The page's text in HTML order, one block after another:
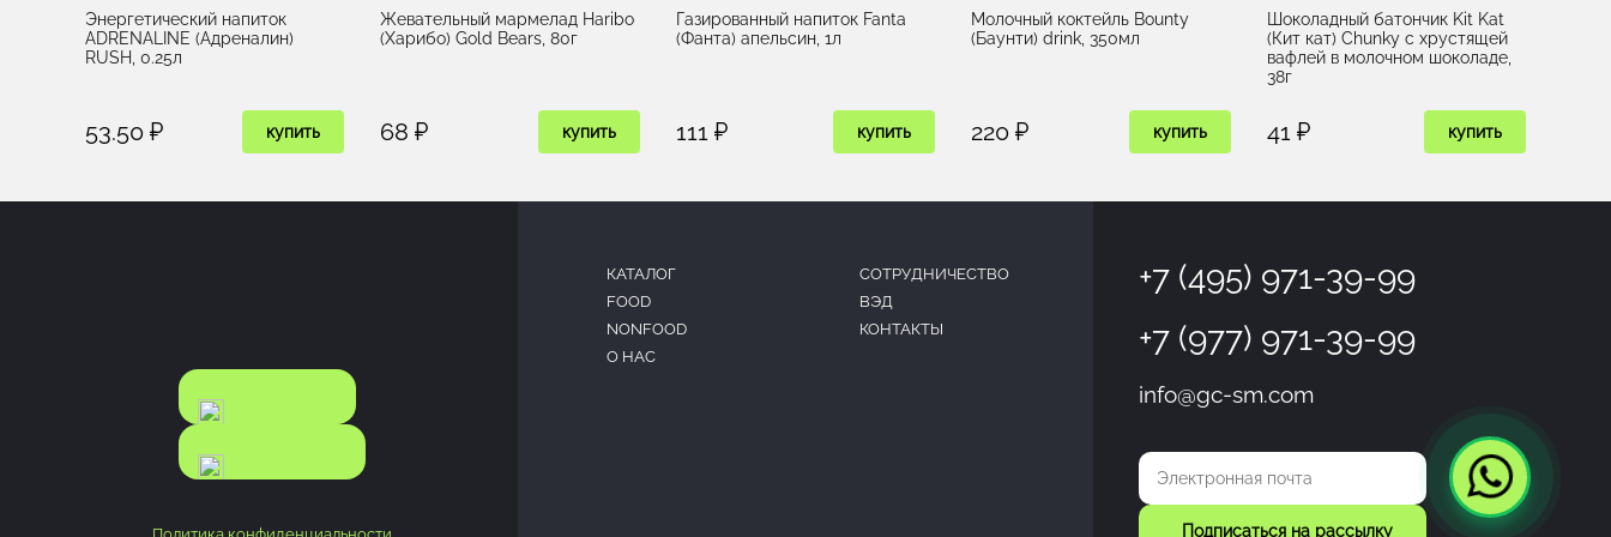
Энергетический напиток
ADRENALINE (Адреналин)
RUSH, 0.25л
53.50 ₽ купить
Жевательный мармелад Haribo
(Харибо) Gold Bears, 80г
68 ₽ купить
Газированный напиток Fanta
(Фанта) апельсин, 1л
111 ₽ купить
Молочный коктейль Bounty
(Баунти) drink, 350мл
220 ₽ купить
Шоколадный батончик Kit Kat
(Кит кат) Chunky с хрустящей
вафлей в молочном шоколаде,
38г
41 ₽ купить
КАТАЛОГ
CОТРУДНИЧЕСТВО
FOOD
ВЭД
NONFOOD
КОНТАКТЫ
О НАС
+7 (495) 971-39-99
+7 (977) 971-39-99
info@gc-sm.com
Подписаться на рассылку